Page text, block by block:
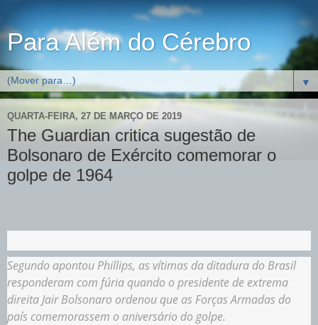
Para Além do Cérebro
▼
QUARTA-FEIRA, 27 DE MARÇO DE 2019
The Guardian critica sugestão de
Bolsonaro de Exército comemorar o
golpe de 1964
Segundo apontou Phillips, as vítimas da ditadura do Brasil
responderam com fúria quando o presidente de extrema
direita Jair Bolsonaro ordenou que as Forças Armadas do
país comemorassem o aniversário do golpe.